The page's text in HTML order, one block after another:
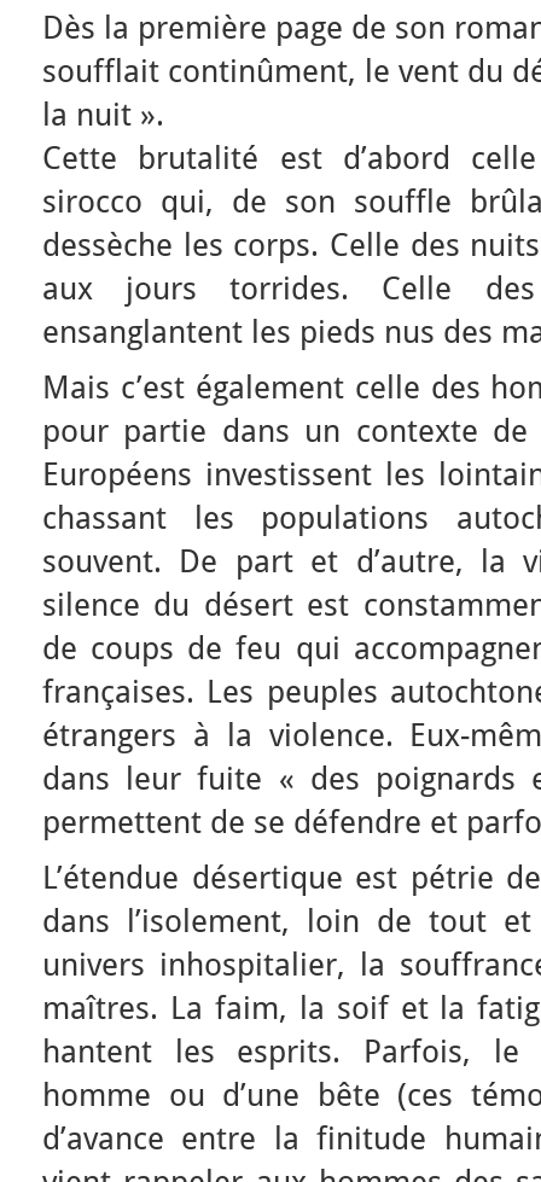
Dès la première page de son
soufflait continûment, le vent du
la nuit ».
Cette brutalité est d’abord
sirocco qui, de son souffle
dessèche les corps. Celle des
aux jours torrides. Celle
ensanglantent les pieds nus des
Mais c’est également celle des
pour partie dans un contexte de
Européens investissent les
chassant les populations
souvent. De part et d’autre, la
silence du désert est
de coups de feu qui
françaises. Les peuples
étrangers à la violence. Eux-
dans leur fuite « des
permettent de se défendre et
L’étendue désertique est pétrie
dans l’isolement, loin de tout
univers inhospitalier, la
maîtres. La faim, la soif et la
hantent les esprits. Parfois, le
homme ou d’une bête (ces
d’avance entre la finitude